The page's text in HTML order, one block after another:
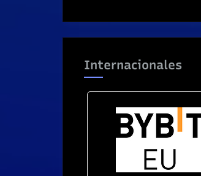
Internacionales